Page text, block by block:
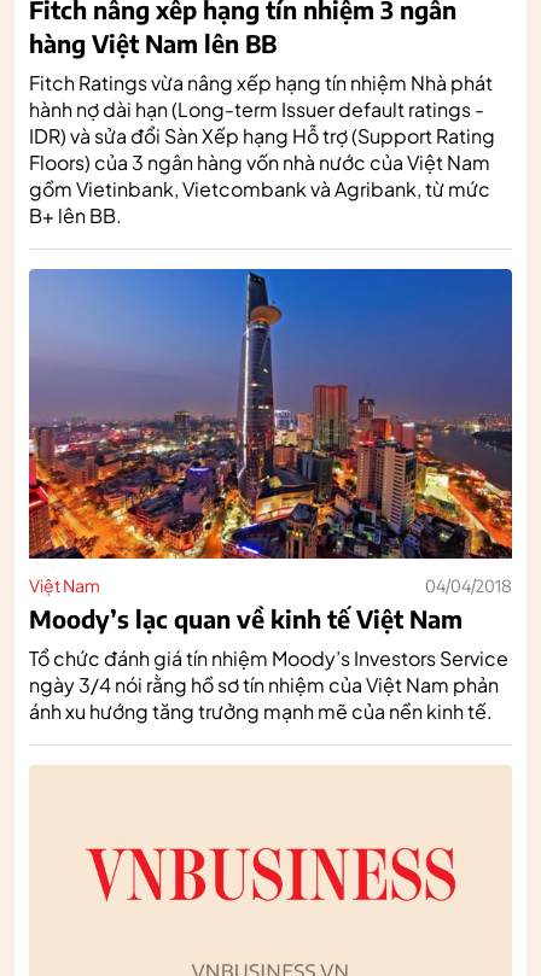
Fitch nâng xếp hạng tín nhiệm 3 ngân
hàng Việt Nam lên BB
Fitch Ratings vừa nâng xếp hạng tín nhiệm Nhà phát
hành nợ dài hạn (Long-term Issuer default ratings -
IDR) và sửa đổi Sàn Xếp hạng Hỗ trợ (Support Rating
Floors) của 3 ngân hàng vốn nhà nước của Việt Nam
gồm Vietinbank, Vietcombank và Agribank, từ mức
B+ lên BB.
Việt Nam 04/04/2018
Moody’s lạc quan về kinh tế Việt Nam
Tổ chức đánh giá tín nhiệm Moody’s Investors Service
ngày 3/4 nói rằng hồ sơ tín nhiệm của Việt Nam phản
ánh xu hướng tăng trưởng mạnh mẽ của nền kinh tế.